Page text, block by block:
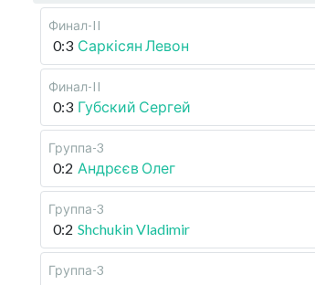
Финал-II
0:3 Саркісян Левон
Финал-II
0:3 Губский Сергей
Группа-3
0:2 Андрєєв Олег
Группа-3
0:2 Shchukin Vladimir
Группа-3